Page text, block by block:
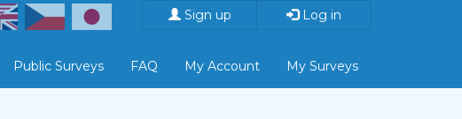
Sign up Log in
Public Surveys FAQ My Account My Surveys